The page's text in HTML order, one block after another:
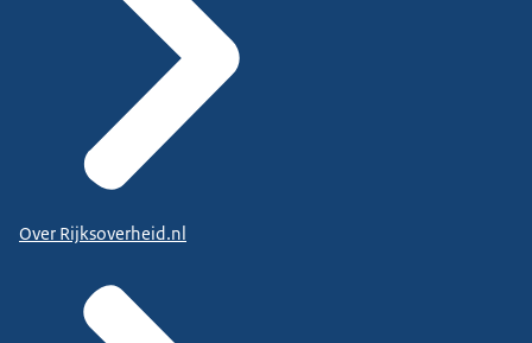
Over Rijksoverheid.nl